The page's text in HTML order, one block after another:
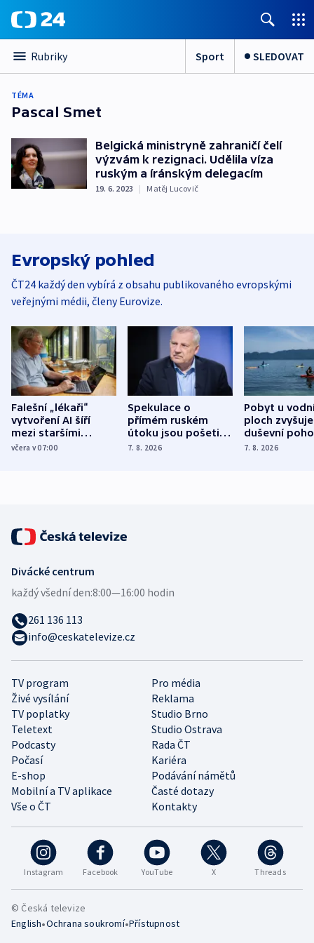
Rubriky Sport SLEDOVAT
TÉMA
Pascal Smet
Belgická ministryně zahraničí čelí
výzvám k rezignaci. Udělila víza
ruským a íránským delegacím
19. 6. 2023 | Matěj Lucovič
Evropský pohled
ČT24 každý den vybírá z obsahu publikovaného evropskými
veřejnými médii, členy Eurovize.
Falešní „lékaři“
vytvoření AI šíří
mezi staršími
Poláky nebezpečné
včera v 07:00
Spekulace o
přímém ruském
útoku jsou pošetilé,
míní estonský
7. 8. 2026
Pobyt u
ploch zvyšuje
duševní
ukázala
7. 8. 2026
Instagram Facebook YouTube X Threads
TV program
Pro média
Živé vysílání
Reklama
TV poplatky
Studio Brno
Teletext
Studio Ostrava
Podcasty
Rada ČT
Počasí
Kariéra
E-shop
Podávání námětů
Mobilní a TV aplikace
Časté dotazy
Vše o ČT
Kontakty
Divácké centrum
každý všední den:8:00—16:00 hodin
261 136 113
info@ceskatelevize.cz
© Česká televize
English•Ochrana soukromí•Přístupnost